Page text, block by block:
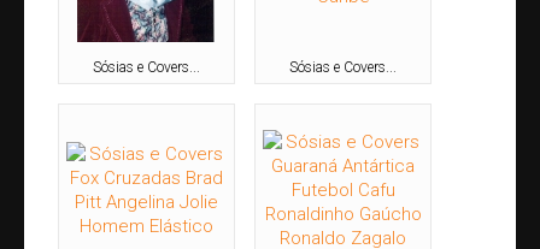
Bonecos
Caricaturistas
Estátuas-Vivas
Recepcionistas e Promotores
Recreadores
Sósias e Covers... Sósias e Covers...